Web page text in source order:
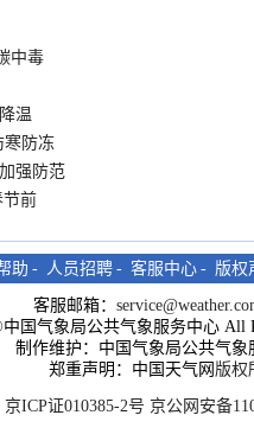
中毒
温
寒防冻
强防范
前
助 - 人员招聘 - 客服中心 - 版权
客服邮箱：
国气象局公共气象服务中心 All
制作维护：中国气象局公共气
郑重声明：中国天气网 版权
京ICP证010385-2号 京公网安备